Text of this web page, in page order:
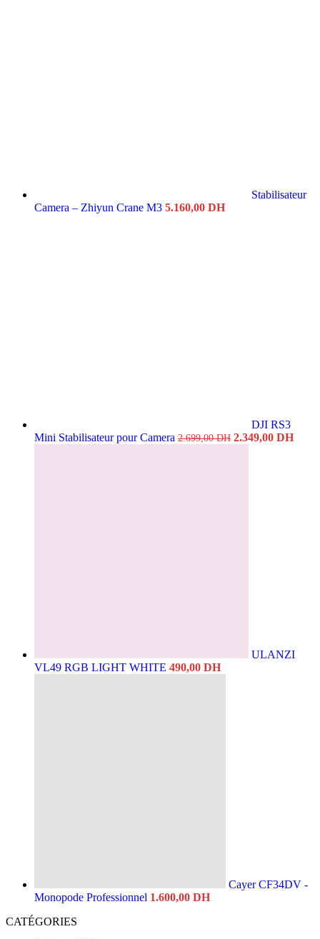
Stabilisateur
Camera – Zhiyun Crane M3 5.160,00 DH
DJI RS3
Mini Stabilisateur pour Camera 2.699,00DH Le
2.349,00 DHLe
ULANZI
VL49 RGB LIGHT WHITE 490,00 DH
Cayer CF34DV -
Monopode Professionnel 1.600,00 DH
CATÉGORIES